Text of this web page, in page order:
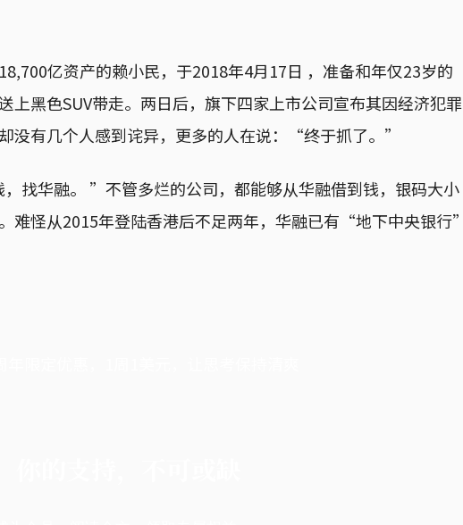
亿资产的赖小民，于2018年4月17日 ，准备和年仅23岁的
上黑色SUV带走。两日后，旗下四家上市公司宣布其因经济犯罪
没有几个人感到诧异，更多的人在说：“终于抓了。”
找华融。 ”不管多烂的公司，都能够从华融借到钱，银码大小
难怪从2015年登陆香港后不足两年，华融已有“地下中央银行”